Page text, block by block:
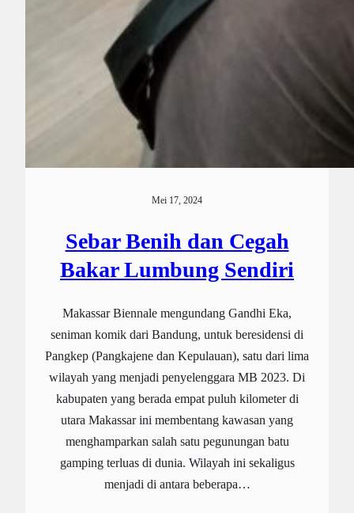
Mei 17, 2024
Sebar Benih dan Cegah
Bakar Lumbung Sendiri
Makassar Biennale mengundang Gandhi Eka,
seniman komik dari Bandung, untuk beresidensi di
Pangkep (Pangkajene dan Kepulauan), satu dari lima
wilayah yang menjadi penyelenggara MB 2023. Di
kabupaten yang berada empat puluh kilometer di
utara Makassar ini membentang kawasan yang
menghamparkan salah satu pegunungan batu
gamping terluas di dunia. Wilayah ini sekaligus
menjadi di antara beberapa…